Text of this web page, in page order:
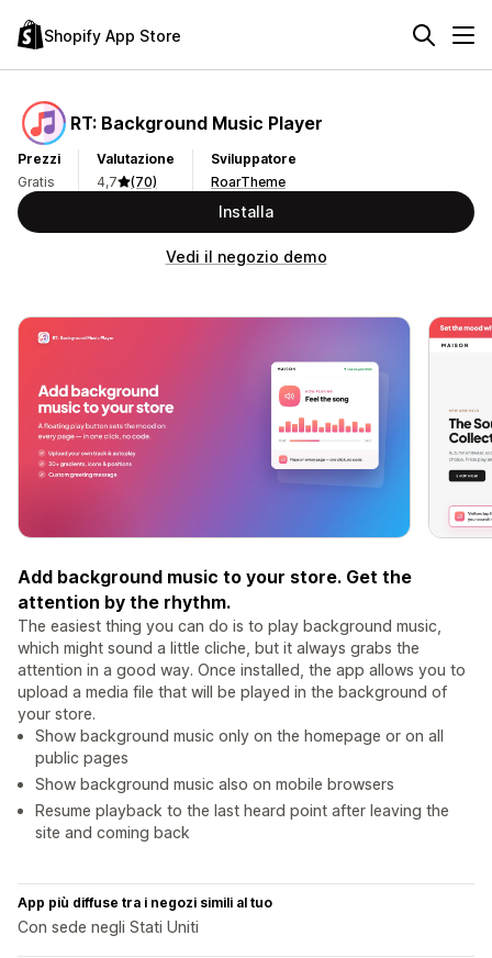
Shopify App Store
RT: Background Music Player
Prezzi
Gratis
Valutazione
4,7
(70)
Sviluppatore
RoarTheme
Installa
Vedi il negozio demo
Add background music to your store. Get the
attention by the rhythm.
The easiest thing you can do is to play background music,
which might sound a little cliche, but it always grabs the
attention in a good way. Once installed, the app allows you to
upload a media file that will be played in the background of
your store.
Show background music only on the homepage or on all
public pages
Show background music also on mobile browsers
Resume playback to the last heard point after leaving the
site and coming back
App più diffuse tra i negozi simili al tuo
Con sede negli Stati Uniti